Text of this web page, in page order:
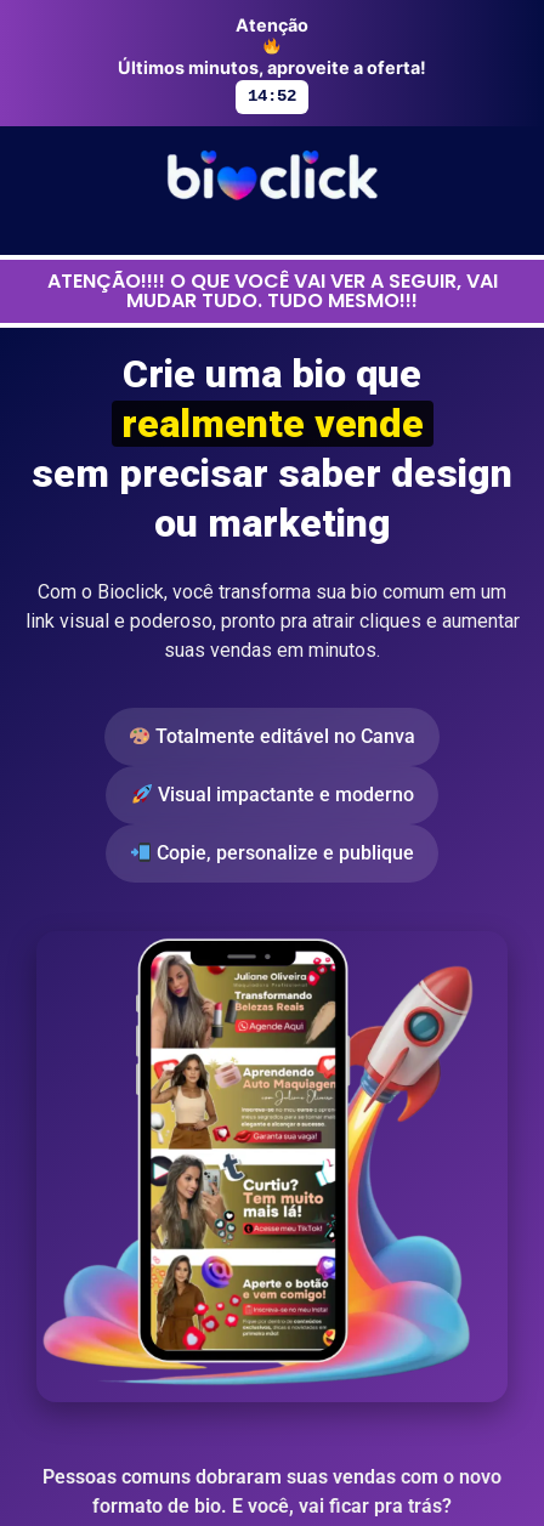
Atenção
Últimos minutos, aproveite a oferta!
14:50
ATENÇÃO!!!! O QUE VOCÊ VAI VER A SEGUIR, VAI
MUDAR TUDO. TUDO MESMO!!!
Crie uma bio que
realmente vende
sem precisar saber design
ou marketing
Com o Bioclick, você transforma sua bio comum em um
link visual e poderoso, pronto pra atrair cliques e aumentar
suas vendas em minutos.
Totalmente editável no Canva
Visual impactante e moderno
Copie, personalize e publique
Pessoas comuns dobraram suas vendas com o novo
formato de bio. E você, vai ficar pra trás?